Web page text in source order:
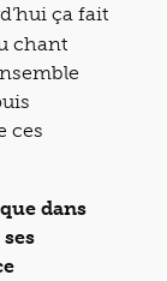
ça fait
chant
ces
dans